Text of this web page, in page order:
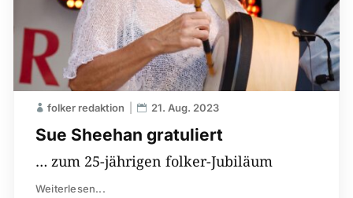
Sue Sheehan gratuliert
folker redaktion 21. Aug. 2023
… zum 25-jährigen folker-Jubiläum
Weiterlesen...